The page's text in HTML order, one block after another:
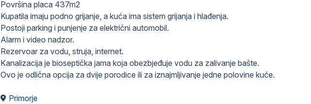
Površina placa 437m2
Kupatila imaju podno grijanje, a kuća ima sistem grijanja i hlađenja.
Postoji parking i punjenje za električni automobil.
Alarm i video nadzor.
Rezervoar za vodu, struja, internet.
Kanalizacija je bioseptička jama koja obezbjeđuje vodu za zalivanje bašte.
Ovo je odlična opcija za dvije porodice ili za iznajmljivanje jedne polovine kuće.
Primorje